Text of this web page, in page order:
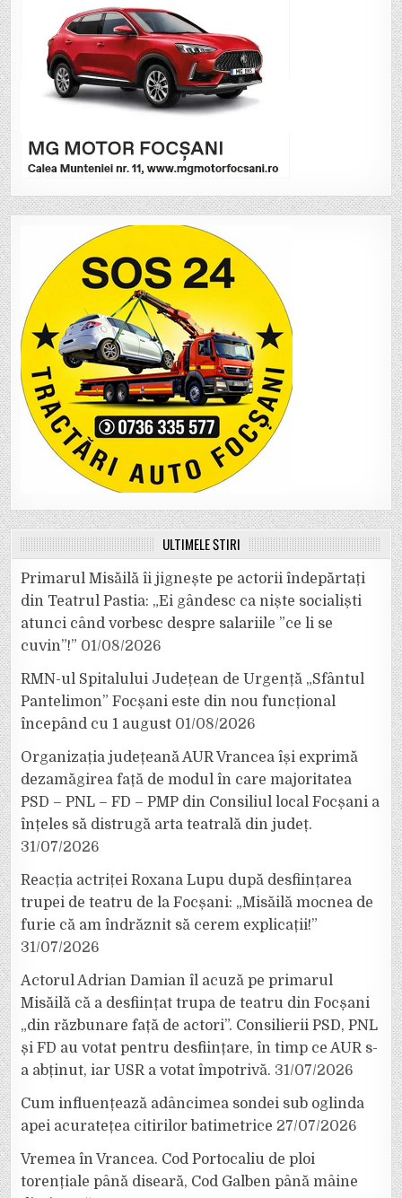
ULTIMELE ȘTIRI
Primarul Misăilă îi jignește pe actorii îndepărtați
din Teatrul Pastia: „Ei gândesc ca niște socialiști
atunci când vorbesc despre salariile ”ce li se
cuvin”!” 01/08/2026
RMN-ul Spitalului Județean de Urgență „Sfântul
Pantelimon” Focșani este din nou funcțional
începând cu 1 august 01/08/2026
Organizația județeană AUR Vrancea își exprimă
dezamăgirea față de modul în care majoritatea
PSD – PNL – FD – PMP din Consiliul local Focșani a
înțeles să distrugă arta teatrală din județ.
31/07/2026
Reacția actriței Roxana Lupu după desființarea
trupei de teatru de la Focșani: „Misăilă mocnea de
furie că am îndrăznit să cerem explicații!”
31/07/2026
Actorul Adrian Damian îl acuză pe primarul
Misăilă că a desființat trupa de teatru din Focșani
„din răzbunare față de actori”. Consilierii PSD, PNL
și FD au votat pentru desființare, în timp ce AUR s-
a abținut, iar USR a votat împotrivă. 31/07/2026
Cum influențează adâncimea sondei sub oglinda
apei acuratețea citirilor batimetrice 27/07/2026
Vremea în Vrancea. Cod Portocaliu de ploi
torențiale până diseară, Cod Galben până mâine